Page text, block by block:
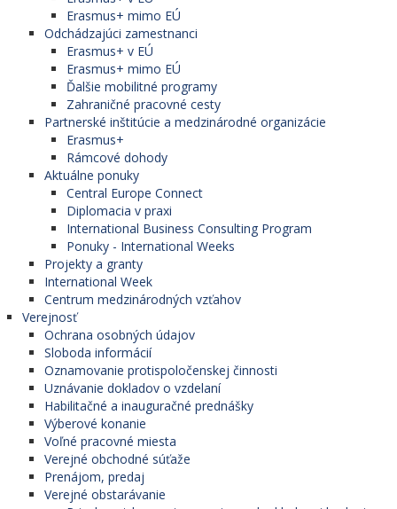
Erasmus+ mimo EÚ
Odchádzajúci zamestnanci
Erasmus+ v EÚ
Erasmus+ mimo EÚ
Ďalšie mobilitné programy
Zahraničné pracovné cesty
Partnerské inštitúcie a medzinárodné organizácie
Erasmus+
Rámcové dohody
Aktuálne ponuky
Central Europe Connect
Diplomacia v praxi
International Business Consulting Program
Ponuky - International Weeks
Projekty a granty
International Week
Centrum medzinárodných vzťahov
Verejnosť
Ochrana osobných údajov
Sloboda informácií
Oznamovanie protispoločenskej činnosti
Uznávanie dokladov o vzdelaní
Habilitačné a inauguračné prednášky
Výberové konanie
Voľné pracovné miesta
Verejné obchodné súťaže
Prenájom, predaj
Verejné obstarávanie